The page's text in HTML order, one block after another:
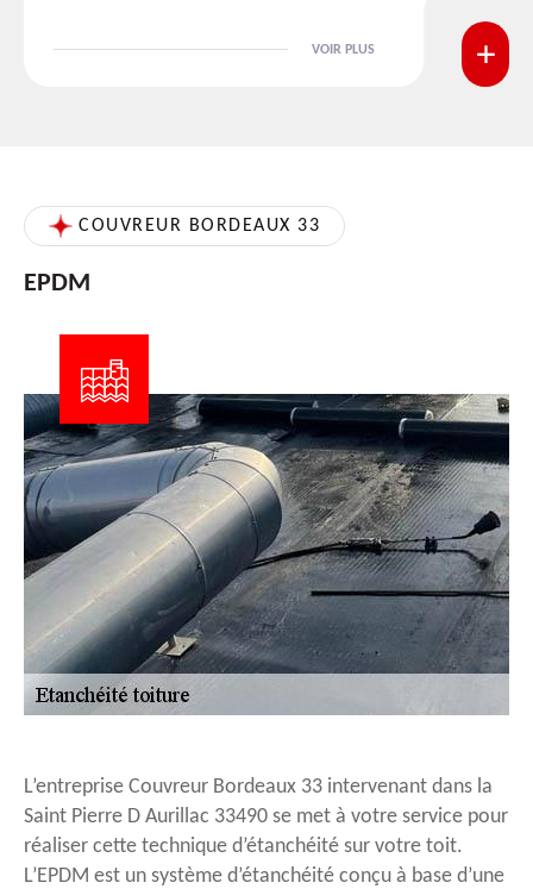
VOIR PLUS
COUVREUR BORDEAUX 33
EPDM
L’entreprise Couvreur Bordeaux 33 intervenant dans la
Saint Pierre D Aurillac 33490 se met à votre service pour
réaliser cette technique d’étanchéité sur votre toit.
L’EPDM est un système d’étanchéité conçu à base d’une